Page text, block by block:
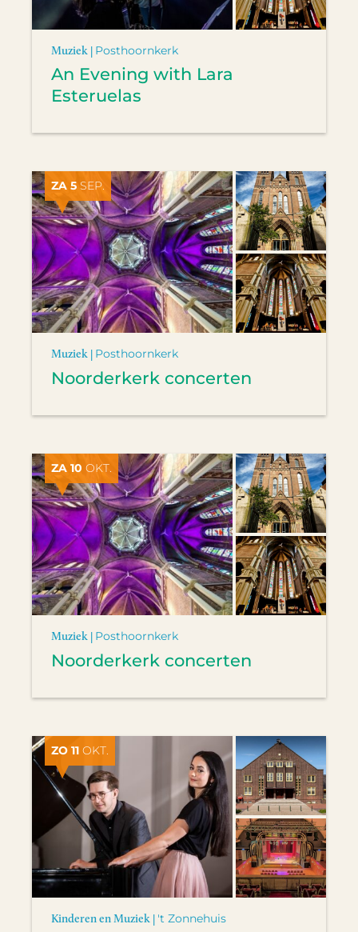
Muziek | Posthoornkerk
An Evening with Lara
Esteruelas
ZA 5 SEP.
Muziek | Posthoornkerk
Noorderkerk concerten
ZA 10 OKT.
Muziek | Posthoornkerk
Noorderkerk concerten
ZO 11 OKT.
Kinderen en Muziek | 't Zonnehuis